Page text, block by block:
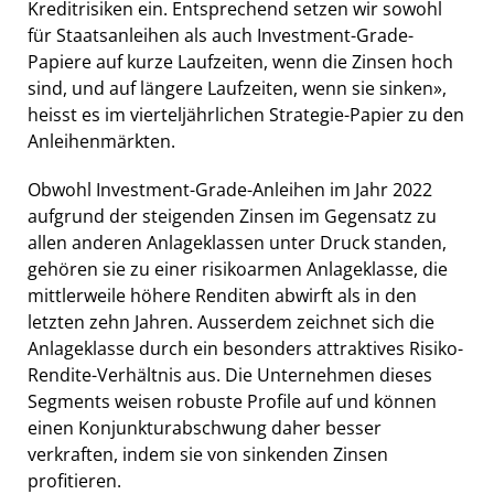
Kreditrisiken ein. Entsprechend setzen wir sowohl
für Staatsanleihen als auch Investment-Grade-
Papiere auf kurze Laufzeiten, wenn die Zinsen hoch
sind, und auf längere Laufzeiten, wenn sie sinken»,
heisst es im vierteljährlichen Strategie-Papier zu den
Anleihenmärkten.
Obwohl Investment-Grade-Anleihen im Jahr 2022
aufgrund der steigenden Zinsen im Gegensatz zu
allen anderen Anlageklassen unter Druck standen,
gehören sie zu einer risikoarmen Anlageklasse, die
mittlerweile höhere Renditen abwirft als in den
letzten zehn Jahren. Ausserdem zeichnet sich die
Anlageklasse durch ein besonders attraktives Risiko-
Rendite-Verhältnis aus. Die Unternehmen dieses
Segments weisen robuste Profile auf und können
einen Konjunkturabschwung daher besser
verkraften, indem sie von sinkenden Zinsen
profitieren.